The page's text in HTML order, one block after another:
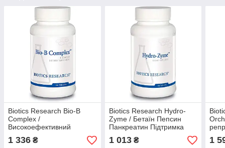
Biotics Research Bio-B
Complex /
Високоефективний
комплекс вітамінів групи Б
90 таблеток
1 336 ₴
Biotics Research Hydro-
Zyme / Бетаїн Пепсин
Панкреатин Підтримка
травлення 90 таблеток
1 013₴ 1